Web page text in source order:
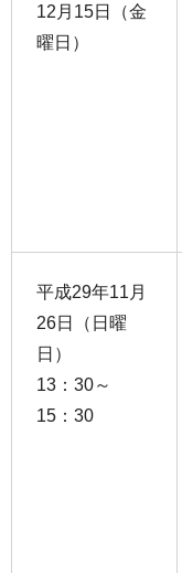
12月15日（金
曜日）
平成29年11月
26日（日曜
日）
13：30～
15：30